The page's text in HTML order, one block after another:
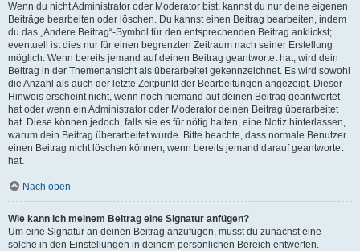
Wenn du nicht Administrator oder Moderator bist, kannst du nur deine eigenen
Beiträge bearbeiten oder löschen. Du kannst einen Beitrag bearbeiten, indem
du das „Ändere Beitrag“-Symbol für den entsprechenden Beitrag anklickst;
eventuell ist dies nur für einen begrenzten Zeitraum nach seiner Erstellung
möglich. Wenn bereits jemand auf deinen Beitrag geantwortet hat, wird dein
Beitrag in der Themenansicht als überarbeitet gekennzeichnet. Es wird sowohl
die Anzahl als auch der letzte Zeitpunkt der Bearbeitungen angezeigt. Dieser
Hinweis erscheint nicht, wenn noch niemand auf deinen Beitrag geantwortet
hat oder wenn ein Administrator oder Moderator deinen Beitrag überarbeitet
hat. Diese können jedoch, falls sie es für nötig halten, eine Notiz hinterlassen,
warum dein Beitrag überarbeitet wurde. Bitte beachte, dass normale Benutzer
einen Beitrag nicht löschen können, wenn bereits jemand darauf geantwortet
hat.
Nach oben
Wie kann ich meinem Beitrag eine Signatur anfügen?
Um eine Signatur an deinen Beitrag anzufügen, musst du zunächst eine
solche in den Einstellungen in deinem persönlichen Bereich entwerfen.